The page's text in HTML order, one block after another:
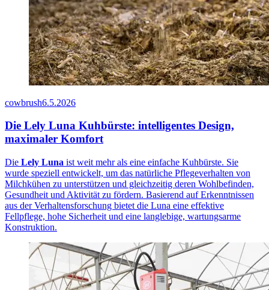
cowbrush6.5.2026
Die Lely Luna Kuhbürste: intelligentes Design,
maximaler Komfort
Die Lely Luna ist weit mehr als eine einfache Kuhbürste. Sie
wurde speziell entwickelt, um das natürliche Pflegeverhalten von
Milchkühen zu unterstützen und gleichzeitig deren Wohlbefinden,
Gesundheit und Aktivität zu fördern. Basierend auf Erkenntnissen
aus der Verhaltensforschung bietet die Luna eine effektive
Fellpflege, hohe Sicherheit und eine langlebige, wartungsarme
Konstruktion.